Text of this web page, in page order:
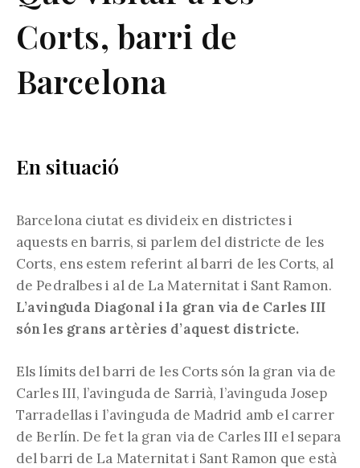
Corts, barri de
Barcelona
En situació
Barcelona ciutat es divideix en districtes i
aquests en barris, si parlem del districte de les
Corts, ens estem referint al barri de les Corts, al
de Pedralbes i al de La Maternitat i Sant Ramon.
L’avinguda Diagonal i la gran via de Carles III
són les grans artèries d’aquest districte.
Els límits del barri de les Corts són la gran via de
Carles III, l’avinguda de Sarrià, l’avinguda Josep
Tarradellas i l’avinguda de Madrid amb el carrer
de Berlín. De fet la gran via de Carles III el separa
del barri de La Maternitat i Sant Ramon que està